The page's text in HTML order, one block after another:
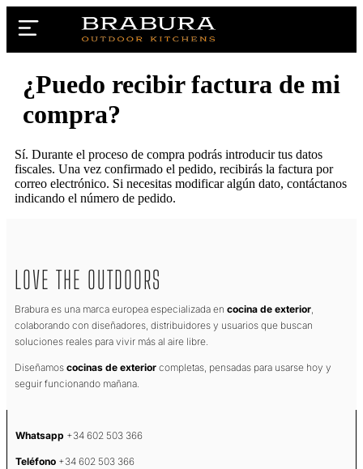
¿Puedo recibir factura de mi
compra?
Sí. Durante el proceso de compra podrás introducir tus datos
fiscales. Una vez confirmado el pedido, recibirás la factura por
correo electrónico. Si necesitas modificar algún dato, contáctanos
indicando el número de pedido.
LOVE THE OUTDOORS
Brabura es una marca europea especializada en cocina de exterior
colaborando con diseñadores, distribuidores y usuarios que buscan
soluciones reales para vivir más al aire libre.
Diseñamos cocinas de exterior completas, pensadas para usarse hoy y
seguir funcionando mañana.
Whatsapp +34 602 503 366
Teléfono +34 602 503 366